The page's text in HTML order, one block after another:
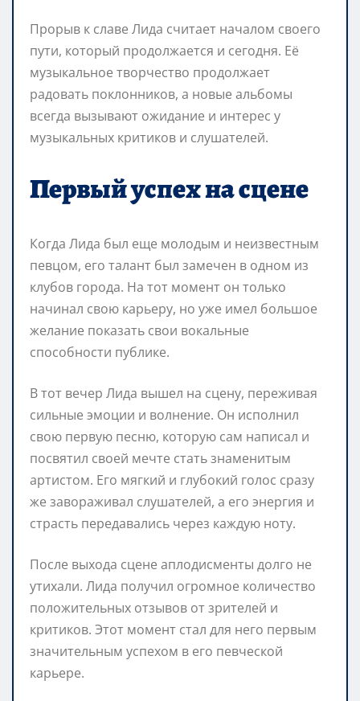
Прорыв к славе Лида считает началом своего
пути, который продолжается и сегодня. Её
музыкальное творчество продолжает
радовать поклонников, а новые альбомы
всегда вызывают ожидание и интерес у
музыкальных критиков и слушателей.
Первый успех на сцене
Когда Лида был еще молодым и неизвестным
певцом, его талант был замечен в одном из
клубов города. На тот момент он только
начинал свою карьеру, но уже имел большое
желание показать свои вокальные
способности публике.
В тот вечер Лида вышел на сцену, переживая
сильные эмоции и волнение. Он исполнил
свою первую песню, которую сам написал и
посвятил своей мечте стать знаменитым
артистом. Его мягкий и глубокий голос сразу
же завораживал слушателей, а его энергия и
страсть передавались через каждую ноту.
После выхода сцене аплодисменты долго не
утихали. Лида получил огромное количество
положительных отзывов от зрителей и
критиков. Этот момент стал для него первым
значительным успехом в его певческой
карьере.